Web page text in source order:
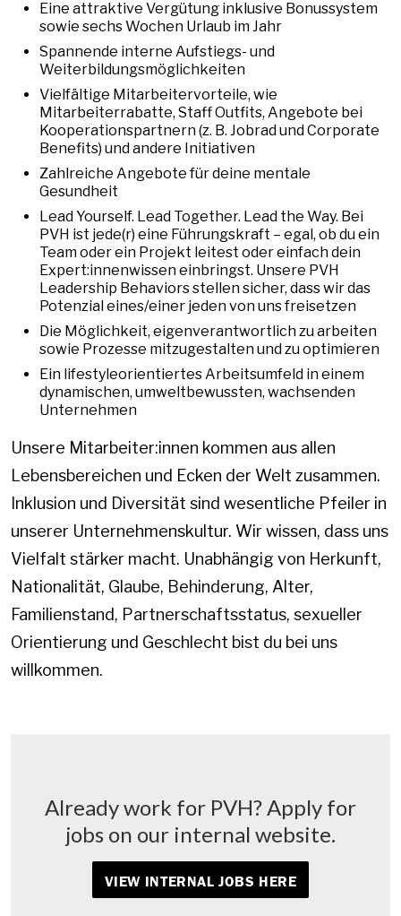
Eine attraktive Vergütung inklusive Bonussystem
sowie sechs Wochen Urlaub im Jahr
Spannende interne Aufstiegs- und
Weiterbildungsmöglichkeiten
Vielfältige Mitarbeitervorteile, wie
Mitarbeiterrabatte, Staff Outfits, Angebote bei
Kooperationspartnern (z. B. Jobrad und Corporate
Benefits) und andere Initiativen
Zahlreiche Angebote für deine mentale
Gesundheit
Lead Yourself. Lead Together. Lead the Way. Bei
PVH ist jede(r) eine Führungskraft – egal, ob du ein
Team oder ein Projekt leitest oder einfach dein
Expert:innenwissen einbringst. Unsere PVH
Leadership Behaviors stellen sicher, dass wir das
Potenzial eines/einer jeden von uns freisetzen
Die Möglichkeit, eigenverantwortlich zu arbeiten
sowie Prozesse mitzugestalten und zu optimieren
Ein lifestyleorientiertes Arbeitsumfeld in einem
dynamischen, umweltbewussten, wachsenden
Unternehmen
Unsere Mitarbeiter:innen kommen aus allen
Lebensbereichen und Ecken der Welt zusammen.
Inklusion und Diversität sind wesentliche Pfeiler in
unserer Unternehmenskultur. Wir wissen, dass uns
Vielfalt stärker macht. Unabhängig von Herkunft,
Nationalität, Glaube, Behinderung, Alter,
Familienstand, Partnerschaftsstatus, sexueller
Orientierung und Geschlecht bist du bei uns
willkommen.
Already work for PVH? Apply for
jobs on our internal website.
VIEW INTERNAL JOBS HERE